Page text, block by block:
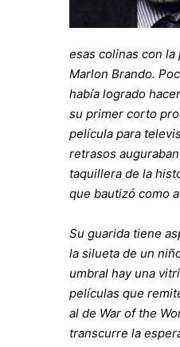
esas colinas con la
Marlon Brando.
había logrado
su primer corto
película para
retrasos
taquillera de la
que bautizó como
Su guarida tiene
la silueta de un
umbral hay una
pelícu­las que
al de War of the
transcurre la